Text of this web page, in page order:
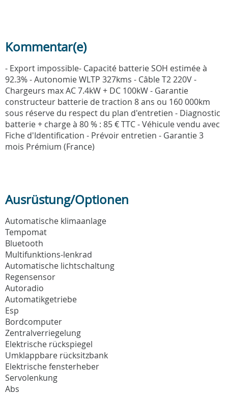
Kommentar(e)
- Export impossible- Capacité batterie SOH estimée à
92.3% - Autonomie WLTP 327kms - Câble T2 220V -
Chargeurs max AC 7.4kW + DC 100kW - Garantie
constructeur batterie de traction 8 ans ou 160 000km
sous réserve du respect du plan d'entretien - Diagnostic
batterie + charge à 80 % : 85 € TTC - Véhicule vendu avec
Fiche d'Identification - Prévoir entretien - Garantie 3
mois Prémium (France)
Ausrüstung/Optionen
Automatische klimaanlage
Tempomat
Bluetooth
Multifunktions-lenkrad
Automatische lichtschaltung
Regensensor
Autoradio
Automatikgetriebe
Esp
Bordcomputer
Zentralverriegelung
Elektrische rückspiegel
Umklappbare rücksitzbank
Elektrische fensterheber
Servolenkung
Abs